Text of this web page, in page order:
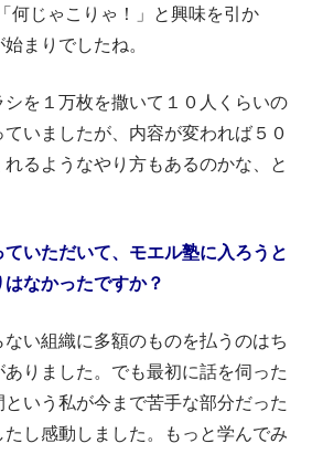
何じゃこりゃ！」と興味を引か
まりでしたね。
を１万枚を撒いて１０人くらいの
いましたが、内容が変われば５０
るようなやり方もあるのかな、と
いただいて、モエル塾に入ろうと
なかったですか？
い組織に多額のものを払うのはち
りました。でも最初に話を伺った
いう私が今まで苦手な部分だった
し感動しました。もっと学んでみ